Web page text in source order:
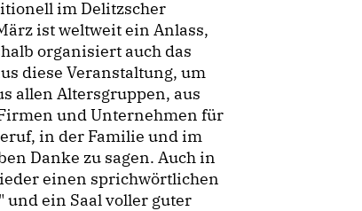
im Delitzscher
ist weltweit ein Anlass,
organisiert auch das
diese Veranstaltung, um
allen Altersgruppen, aus
und Unternehmen für
in der Familie und im
Danke zu sagen. Auch in
einen sprichwörtlichen
ein Saal voller guter